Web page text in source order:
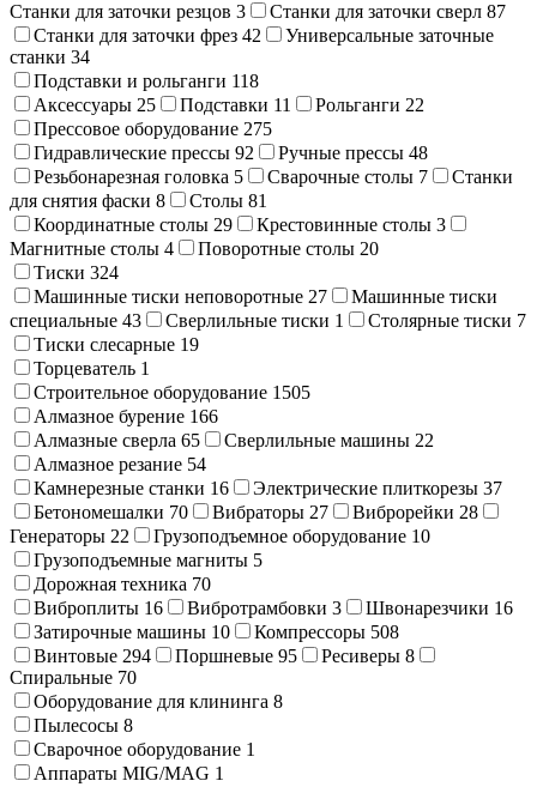
Станки для заточки резцов 3 Станки для заточки сверл 87
Станки для заточки фрез 42
Универсальные заточные
станки 34
Подставки и рольганги 118
Аксессуары 25 Подставки 11 Рольганги 22
Прессовое оборудование 275
Гидравлические прессы 92 Ручные прессы 48
Резьбонарезная головка 5 Сварочные столы 7
Станки
для снятия фаски 8 Столы 81
Координатные столы 29 Крестовинные столы 3
Магнитные столы 4 Поворотные столы 20
Тиски 324
Машинные тиски неповоротные 27
Машинные тиски
специальные 43 Сверлильные тиски 1 Столярные тиски 7
Тиски слесарные 19
Торцеватель 1
Строительное оборудование 1505
Алмазное бурение 166
Алмазные сверла 65 Сверлильные машины 22
Алмазное резание 54
Камнерезные станки 16 Электрические плиткорезы 37
Бетономешалки 70 Вибраторы 27 Виброрейки 28
Генераторы 22 Грузоподъемное оборудование 10
Грузоподъемные магниты 5
Дорожная техника 70
Виброплиты 16 Вибротрамбовки 3 Швонарезчики 16
Затирочные машины 10 Компрессоры 508
Винтовые 294 Поршневые 95 Ресиверы 8
Спиральные 70
Оборудование для клининга 8
Пылесосы 8
Сварочное оборудование 1
Аппараты MIG/MAG 1